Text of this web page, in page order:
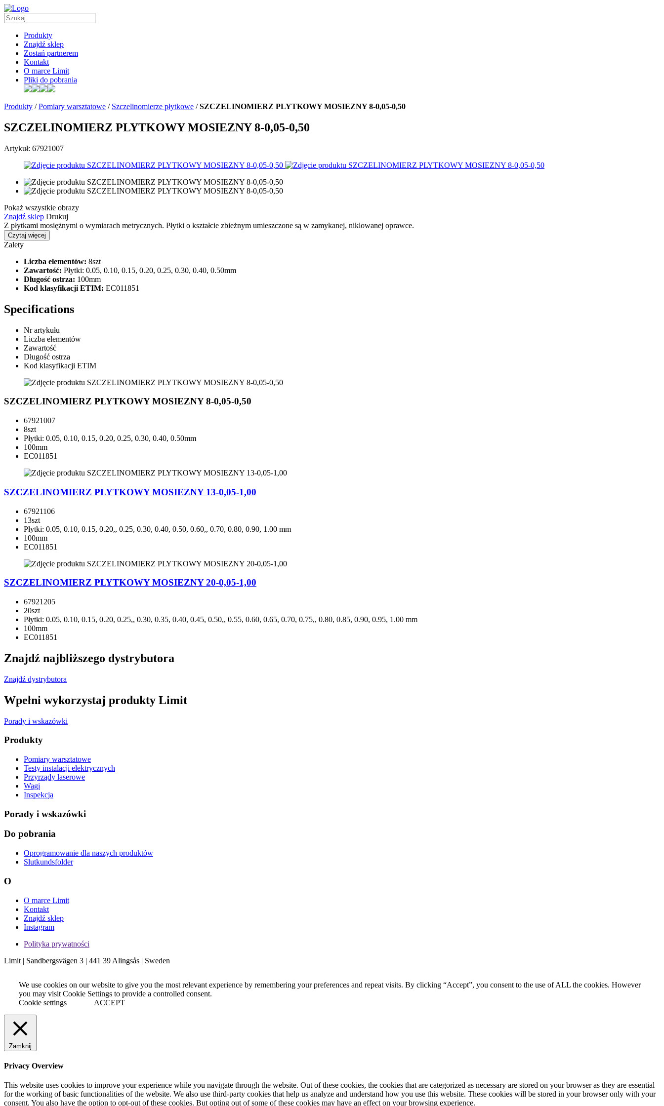
Produkty
Znajdź sklep
Zostań partnerem
Kontakt
O marce Limit
Pliki do pobrania
Produkty /Pomiary warsztatowe / Szczelinomierze płytkowe /SZCZELINOMIERZ PLYTKOWY MOSIEZNY 8-0,05-0,50
SZCZELINOMIERZ PLYTKOWY MOSIEZNY 8-0,05-0,50
Artykuł: 67921007
Pokaż wszystkie obrazy
Znajdź sklep Drukuj
Z płytkami mosiężnymi o wymiarach metrycznych. Płytki o kształcie zbieżnym umieszczone są w zamykanej, niklowanej oprawce.
Czytaj więcej
Zalety
Liczba elementów: 8szt
Zawartość: Płytki: 0.05, 0.10, 0.15, 0.20, 0.25, 0.30, 0.40, 0.50mm
Długość ostrza: 100mm
Kod klasyfikacji ETIM: EC011851
Specifications
Nr artykułu
Liczba elementów
Zawartość
Długość ostrza
Kod klasyfikacji ETIM
SZCZELINOMIERZ PLYTKOWY MOSIEZNY 8-0,05-0,50
67921007
8szt
Płytki: 0.05, 0.10, 0.15, 0.20, 0.25, 0.30, 0.40, 0.50mm
100mm
EC011851
SZCZELINOMIERZ PLYTKOWY MOSIEZNY 13-0,05-1,00
67921106
13szt
Płytki: 0.05, 0.10, 0.15, 0.20,, 0.25, 0.30, 0.40, 0.50, 0.60,, 0.70, 0.80, 0.90, 1.00 mm
100mm
EC011851
SZCZELINOMIERZ PLYTKOWY MOSIEZNY 20-0,05-1,00
67921205
20szt
Płytki: 0.05, 0.10, 0.15, 0.20, 0.25,, 0.30, 0.35, 0.40, 0.45, 0.50,, 0.55, 0.60, 0.65, 0.70, 0.75,, 0.80, 0.85, 0.90, 0.95, 1.00 mm
100mm
EC011851
Znajdź najbliższego dystrybutora
Znajdź dystrybutora
Wpełni wykorzystaj produkty Limit
Porady i wskazówki
Produkty
Pomiary warsztatowe
Testy instalacji elektrycznych
Przyrządy laserowe
Wagi
Inspekcja
Porady i wskazówki
Do pobrania
Oprogramowanie dla naszych produktów
Slutkundsfolder
O
O marce Limit
Kontakt
Znajdź sklep
Instagram
Polityka prywatności
Limit | Sandbergsvägen 3 | 441 39 Alingsås | Sweden
We use cookies on our website to give you the most relevant experience by remembering your preferences and repeat visits. By clicking “Accept”, you consent to the use of ALL the cookies. However
you may visit Cookie Settings to provide a controlled consent.
Cookie settings
ACCEPT
Zamknij
Privacy Overview
This website uses cookies to improve your experience while you navigate through the website. Out of these cookies, the cookies that are categorized as necessary are stored on your browser as they are essential
for the working of basic functionalities of the website. We also use third-party cookies that help us analyze and understand how you use this website. These cookies will be stored in your browser only with your
consent. You also have the option to opt-out of these cookies. But opting out of some of these cookies may have an effect on your browsing experience.